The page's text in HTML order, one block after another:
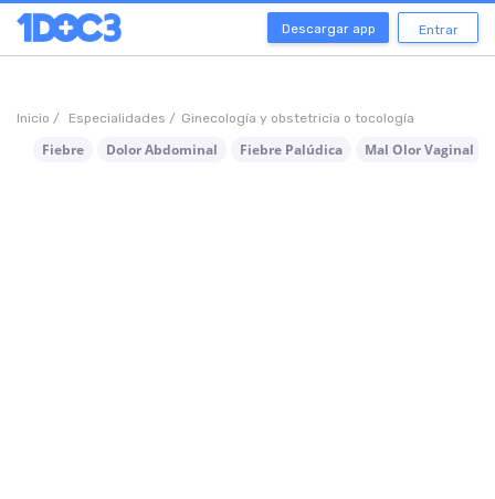
Descargar app Entrar
Inicio / Especialidades / Ginecología y obstetricia o tocología
Fiebre Dolor Abdominal Fiebre Palúdica Mal Olor Vaginal